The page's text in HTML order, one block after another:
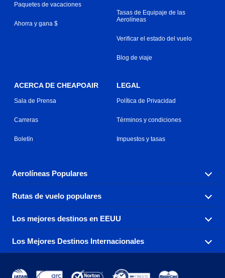
Paquetes de vacaciones
Ahorra y gana $
Tasas de Equipaje de las
Aerolíneas
Verificar el estado del vuelo
Blog de viaje
ACERCA DE CHEAPOAIR
Sala de Prensa
Carreras
Boletín
LEGAL
Política de Privacidad
Términos y condiciones
Impuestos y tasas
Aerolíneas Populares
Explora nuestras opciones de tarifas aéreas baratas por
aerolínea, con más de 500 opciones para elegir.
Aeromexico
Air France Alaska Airlines
Rutas de vuelo populares
Reserva una de nuestras rutas de vuelo más populares
con tres sencillos clics.
Ft Lauderdale a Nueva York Los Ángeles a Las Vegas
Los mejores destinos en EEUU
Encuentra boletos de avión baratos a destinos
populares de los EEUU de costa a costa.
Los Mejores Destinos Internacionales
Asia y más allá.